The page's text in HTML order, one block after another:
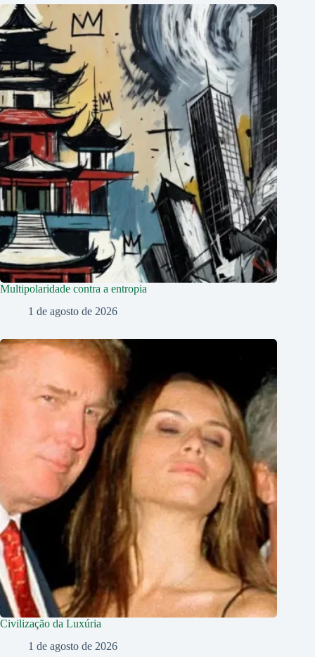
Multipolaridade contra a entropia
1 de agosto de 2026
Civilização da Luxúria
1 de agosto de 2026